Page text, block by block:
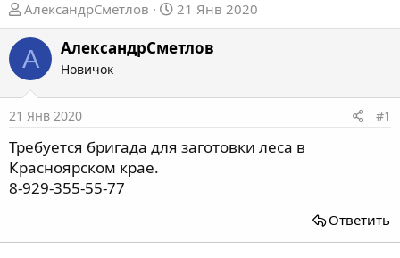
А
в
о
р
е
ы
АлександрСметлов
Д
а
т
а
л
21 Янв 2020
А АлександрСметлов
Новичок
21 Янв 2020 #1
Требуется бригада для заготовки леса в
Красноярском крае.
8-929-355-55-77
Ответить